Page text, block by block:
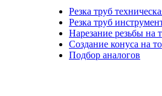
Резка труб
Резка труб
Нарезание резьбы на
Создание конуса на
Подбор аналогов